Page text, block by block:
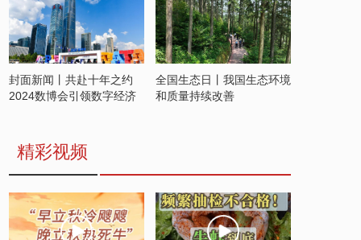
封面新闻丨共赴十年之约
2024数博会引领数字经济
全国生态日丨我国生态环境
和质量持续改善
精彩视频